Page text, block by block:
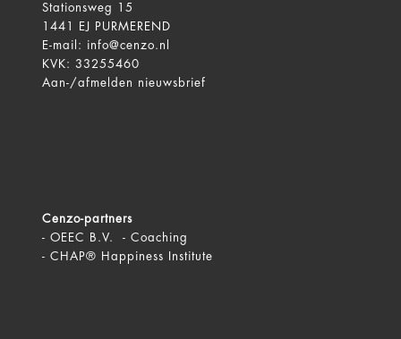
Stationsweg 15
1441 EJ PURMEREND
E-mail:
info@cenzo.nl
KVK: 33255460
Aan-/afmelden
nieuwsbrief
Cenzo-partners
- OEEC B.V. - Coaching
- CHAP® Happiness Institute